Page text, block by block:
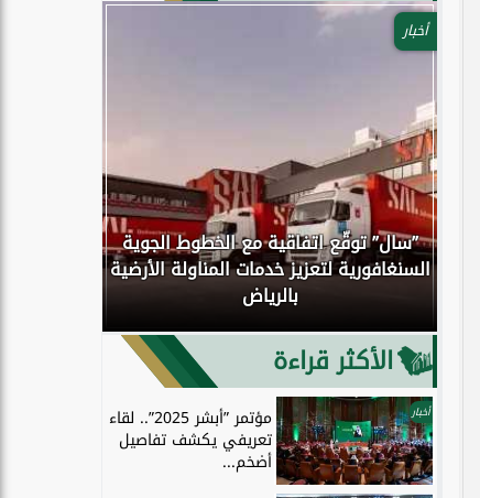
أخبار
”سال” توقّع اتفاقية مع الخطوط الجوية
السنغافورية لتعزيز خدمات المناولة الأرضية
بالرياض
الأكثر قراءة
أخبار مؤتمر ”أبشر 2025”.. لقاء
تعريفي يكشف تفاصيل
أضخم...